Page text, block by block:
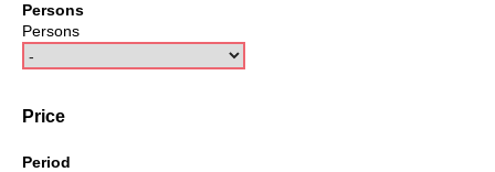
Persons
Persons
Price
Period